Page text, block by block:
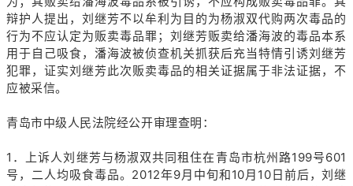
辩护人提出，刘继芳不以牟利为目的为杨淑双代购两次毒品的
行为不应认定为贩卖毒品罪；刘继芳贩卖给潘海波的毒品本系
用于自己吸食，潘海波被侦查机关抓获后充当特情引诱刘继芳
犯罪，证实刘继芳此次贩卖毒品的相关证据属于非法证据，不
应被采信。
青岛市中级人民法院经公开审理查明：
1．上诉人刘继芳与杨淑双共同租住在青岛市杭州路199号601
号，二人均吸食毒品。2012年9月中旬和10月10日前后，刘继